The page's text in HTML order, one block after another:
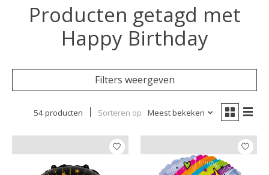
Producten getagd met
Happy Birthday
Filters weergeven
54 producten Sorteren op Meest bekeken